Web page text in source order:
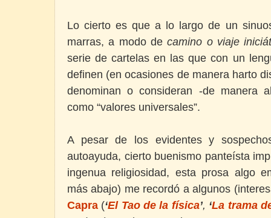
Lo cierto es que a lo largo de un
marras, a modo decamino o viaje
serie de cartelas en las que con un
definen (en ocasiones de manera harto
denominan o consideran -de manera
como “valores universales”.
A pesar de los evidentes y
autoayuda, cierto buenismo panteísta
ingenua religiosidad, esta prosa algo
más abajo) me recordó a algunos
Capra (‘El Tao de la física’, ‘La trama